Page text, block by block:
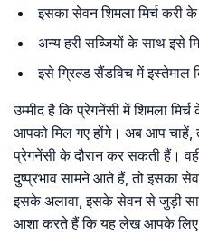
इसका सेवन शिमला मिर्च करी
अन्य हरी सब्जियों के साथ इसे
इसे ग्रिल्ड सैंडविच में इस्तेमाल
उम्मीद है कि प्रेगनेंसी में शिमला
आपको मिल गए होंगे। अब आप चाहें,
प्रेगनेंसी के दौरान कर सकती हैं।
दुष्प्रभाव सामने आते हैं, तो इसका
इसके अलावा, इसके सेवन से जुड़ी
आशा करते हैं कि यह लेख आपके लिए